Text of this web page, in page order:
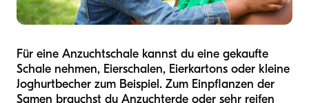
Für eine Anzuchtschale kannst du eine gekaufte
Schale nehmen, Eierschalen, Eierkartons oder kleine
Joghurtbecher zum Beispiel. Zum Einpflanzen der
Samen brauchst du Anzuchterde oder sehr reifen